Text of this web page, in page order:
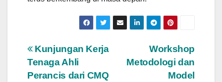
Post
navigation
Workshop
Metodologi dan
Model
Kunjungan Kerja
Tenaga Ahli
Perancis dari CMQ